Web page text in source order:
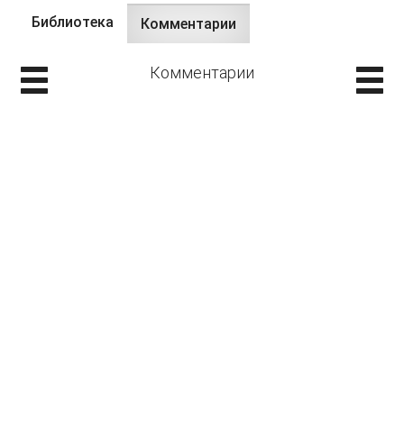
Главные вкладки
Библиотека Комментарии
вкладка)
Комментарии